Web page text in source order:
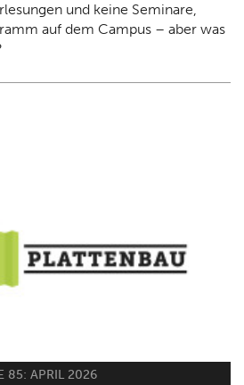
und keine Seminare,
auf dem Campus – aber was
85: APRIL 2026